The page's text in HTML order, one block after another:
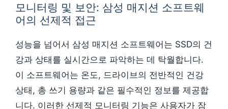
모니터링 및 보안: 삼성 매지션 소프트웨
어의 선제적 접근
성능을 넘어서 삼성 매지션 소프트웨어는 SSD의 건
강과 상태를 실시간으로 파악하는 데 탁월합니다.
이 소프트웨어는 온도, 드라이브의 전반적인 건강
상태, 총 쓰기 용량과 같은 필수적인 정보를 제공합
니다. 이러한 선제적 모니터링 기능은 사용자가 잠